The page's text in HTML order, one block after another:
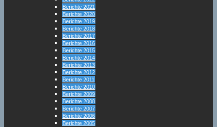
Berichte 2021
Berichte 2020
Berichte 2019
Berichte 2018
Berichte 2017
Berichte 2016
Berichte 2015
Berichte 2014
Berichte 2013
Berichte 2012
Berichte 2011
Berichte 2010
Berichte 2009
Berichte 2008
Berichte 2007
Berichte 2006
Berichte 2005